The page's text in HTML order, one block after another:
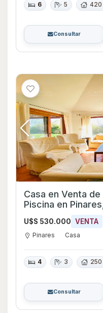
6 5 420
Consultar
Casa en Venta
Piscina en
U$S 530.000 VENTA
Pinares Casa
4 3 250
Consultar